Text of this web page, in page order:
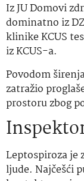
Iz JU Domovi
dominatno iz
klinike KCUS
iz KCUS-a.
Povodom
zatražio
prostoru zbog
Leptospiroza je
ljude. Najčešći